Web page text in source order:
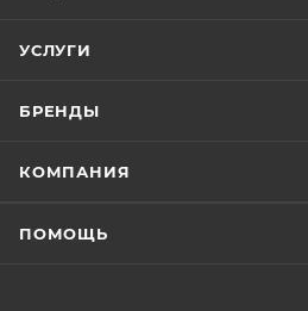
УСЛУГИ
БРЕНДЫ
КОМПАНИЯ
ПОМОЩЬ